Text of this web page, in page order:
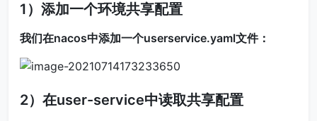
1）添加一个环境共享配置
我们在nacos中添加一个userservice.yaml文件：
2）在user-service中读取共享配置